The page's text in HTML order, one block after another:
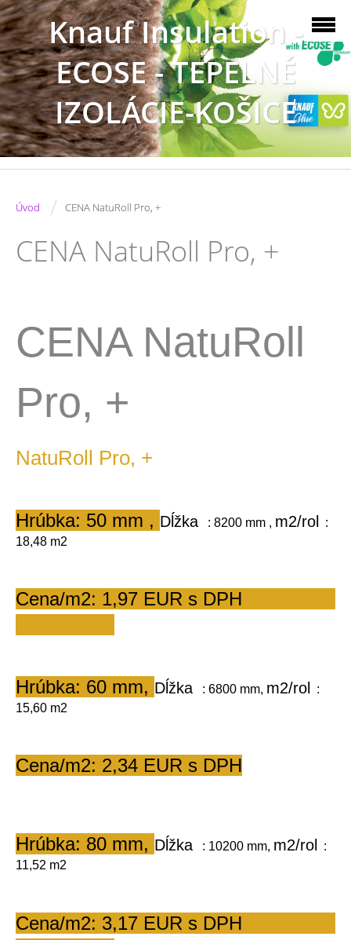
Knauf Insulation -
ECOSE - TEPELNÉ
IZOLÁCIE-KOŠICE
Úvod / CENA NatuRoll Pro, +
CENA NatuRoll Pro, +
CENA NatuRoll
Pro, +
NatuRoll Pro, +
Hrúbka: 50 mm , Dĺžka : 8200 mm , m2/rol
:
18,48 m2
Cena/m2: 1,97 EUR s DPH
Hrúbka: 60 mm, Dĺžka : 6800 mm, m2/rol :
15,60 m2
Cena/m2: 2,34 EUR s DPH
Hrúbka: 80 mm, Dĺžka : 10200 mm, m2/rol
:
11,52 m2
Cena/m2: 3,17 EUR s DPH